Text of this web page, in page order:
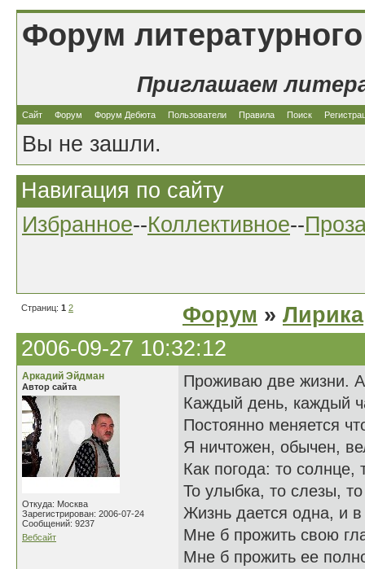
Форум
Приглашаем
Сайт Форум Форум Дебюта Пользователи Правила Поиск
Вы не зашли.
Навигация по сайту
Избранное--Коллективное--
Страниц: 1 2 Форум » Лирика
2006-09-27 10:32:12
Аркадий Эйдман
Автор сайта
Откуда: Москва
Зарегистрирован: 2006-07-24
Сообщений: 9237
Вебсайт
Проживаю две жизни.
Каждый день, каждый
Постоянно меняется
Я ничтожен, обычен,
Как погода: то солнце,
То улыбка, то слезы,
Жизнь дается одна, и
Мне б прожить свою
Мне б прожить ее